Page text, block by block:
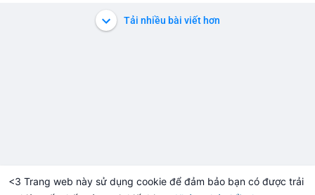
<3 Trang web này sử dụng cookie để đảm bảo bạn có được trải
Tải nhiều bài viết hơn